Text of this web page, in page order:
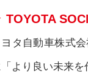
TOYOTA
ヨタ自動車株式
より良い未来を